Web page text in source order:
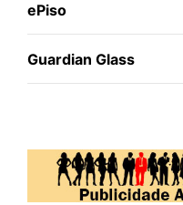
ePiso
Guardian Glass